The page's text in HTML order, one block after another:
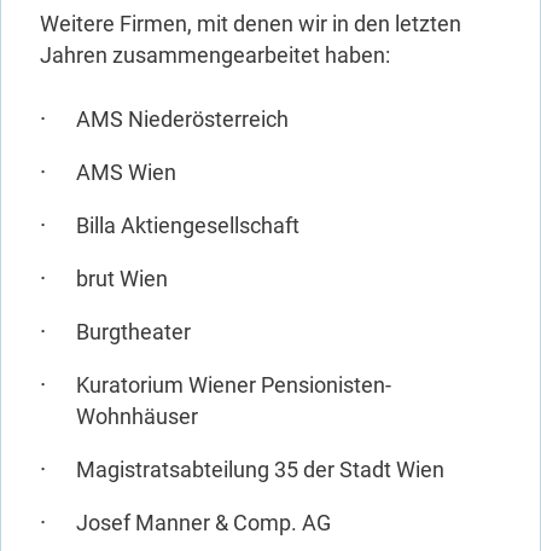
Weitere Firmen, mit denen wir in den letzten
Jahren zusammengearbeitet haben:
AMS Niederösterreich
AMS Wien
Billa Aktiengesellschaft
brut Wien
Burgtheater
Kuratorium Wiener Pensionisten-
Wohnhäuser
Magistratsabteilung 35 der Stadt Wien
Josef Manner & Comp. AG